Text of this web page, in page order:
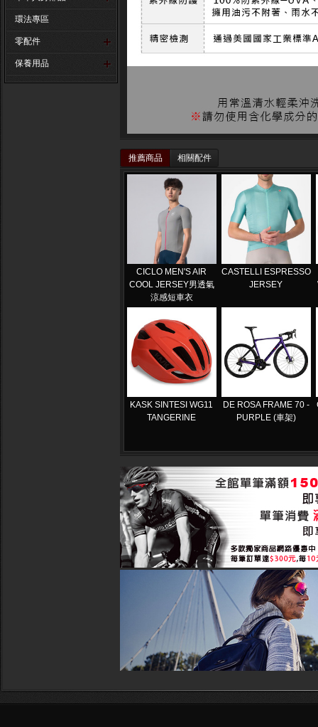
環法專區
零配件
保養用品
推薦商品 相關配件
CICLO MEN'S AIR
COOL JERSEY男透氣
涼感短車衣
CASTELLI ESPRESSO
JERSEY
KASK SINTESI WG11
TANGERINE
DE ROSA FRAME 70 -
PURPLE (車架)